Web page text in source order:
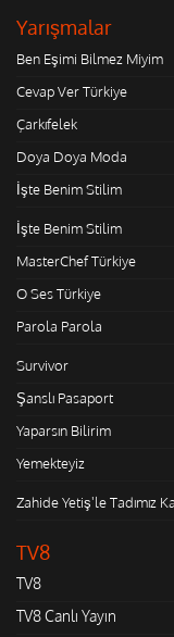
Yarışmalar
Ben Eşimi Bilmez Miyim
Cevap Ver Türkiye
Çarkıfelek
Doya Doya Moda
İşte Benim Stilim
İşte Benim Stilim
MasterChef Türkiye
O Ses Türkiye
Parola Parola
Survivor
Şanslı Pasaport
Yaparsın Bilirim
Yemekteyiz
Zahide Yetiş'le Tadımız
TV8
TV8
TV8 Canlı Yayın